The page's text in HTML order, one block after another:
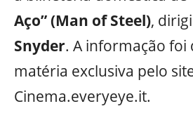
Aço” (Man of Steel),
Snyder. A informação foi
matéria exclusiva pelo
Cinema.everyeye.it.